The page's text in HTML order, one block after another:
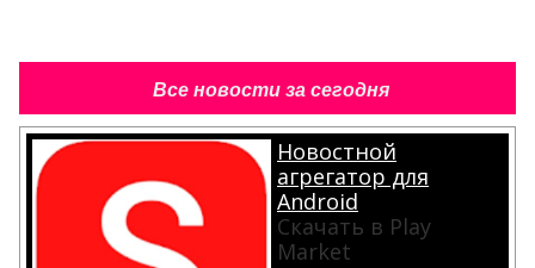
Все новости за сегодня
Новостной
агрегатор для
Android
Скачать в Play
Market